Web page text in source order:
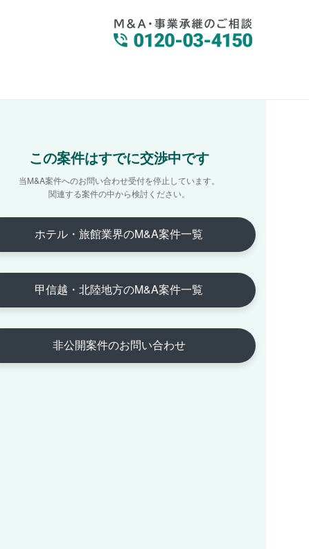
この案件はすでに交渉中です
当M&A案件へのお問い合わせ受付を停止しています。
関連する案件の中から検討ください。
ホテル・旅館業界のM&A案件一覧
甲信越・北陸地方のM&A案件一覧
非公開案件のお問い合わせ